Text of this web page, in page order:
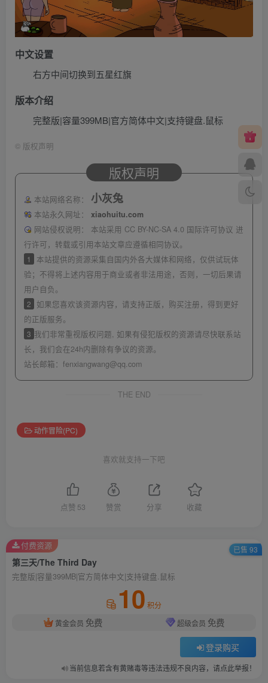
中文设置
右方中间切换到五星红旗
版本介绍
完整版|容量399MB|官方简体中文|支持键盘.鼠标
© 版权声明
版权声明
本站网络名称： 小灰兔
本站永久网址：
xiaohuitu.com
网站侵权说明：
本站采用 CC BY-NC-SA 4.0 国际许可协议 进
行许可，转载或引用本站文章应遵循相同协议。
1
本站提供的资源采集自国内外各大媒体和网络，仅供试玩体
验；不得将上述内容用于商业或者非法用途，否则，一切后果请
用户自负。
2
如果您喜欢该资源内容，请支持正版，购买注册，得到更好
的正版服务。
3 我们非常重视版权问题, 如果有侵犯版权的资源请尽快联系站
长，我们会在24h内删除有争议的资源。
站长邮箱： fenxiangwang@qq.com
THE END
动作冒险(PC)
喜欢就支持一下吧
点赞 53 赞赏 分享 收藏
第三天/The Third Day
完整版|容量399MB|官方简体中文|支持键盘.鼠标
10 积分
黄金会员 免费 超级会员 免费
登录购买
当前信息若含有黄赌毒等违法违规不良内容，请点此举报！
付费资源 已售 93